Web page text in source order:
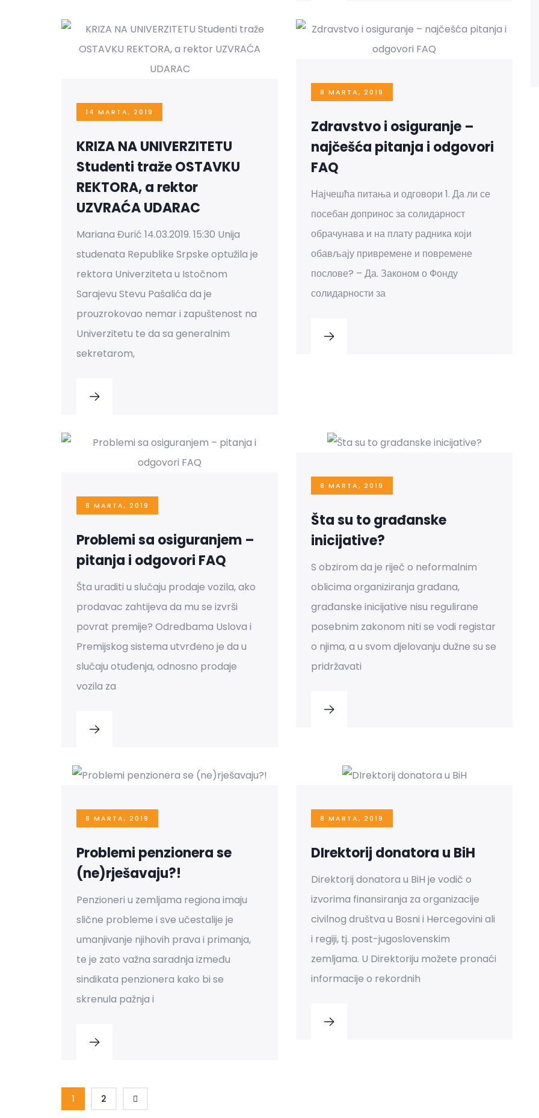
14 MARTA, 2019
KRIZA NA UNIVERZITETU
Studenti traže OSTAVKU
REKTORA, a rektor
UZVRAĆA UDARAC
Mariana Đurić 14.03.2019. 15:30 Unija
studenata Republike Srpske optužila je
rektora Univerziteta u Istočnom
Sarajevu Stevu Pašalića da je
prouzrokovao nemar i zapuštenost na
Univerzitetu te da sa generalnim
sekretarom,
8 MARTA, 2019
Zdravstvo i osiguranje –
najčešća pitanja i odgovori
FAQ
Најчешћа питања и одговори 1. Да ли се
посебан допринос за солидарност
обрачунава и на плату радника који
обављају привремене и повремене
послове? – Да. Законом о Фонду
солидарности за
8 MARTA, 2019
Problemi sa osiguranjem –
pitanja i odgovori FAQ
Šta uraditi u slučaju prodaje vozila, ako
prodavac zahtijeva da mu se izvrši
povrat premije? Odredbama Uslova i
Premijskog sistema utvrđeno je da u
slučaju otuđenja, odnosno prodaje
vozila za
8 MARTA, 2019
Šta su to građanske
inicijative?
S obzirom da je riječ o neformalnim
oblicima organiziranja građana,
građanske inicijative nisu regulirane
posebnim zakonom niti se vodi registar
o njima, a u svom djelovanju dužne su se
pridržavati
8 MARTA, 2019
Problemi penzionera se
(ne)rješavaju?!
Penzioneri u zemljama regiona imaju
slične probleme i sve učestalije je
umanjivanje njihovih prava i primanja,
te je zato važna saradnja između
sindikata penzionera kako bi se
skrenula pažnja i
8 MARTA, 2019
DIrektorij donatora u BiH
Direktorij donatora u BiH je vodič o
izvorima finansiranja za organizacije
civilnog društva u Bosni i Hercegovini ali
i regiji, tj. post-jugoslovenskim
zemljama. U Direktoriju možete pronaći
informacije o rekordnih
1 2